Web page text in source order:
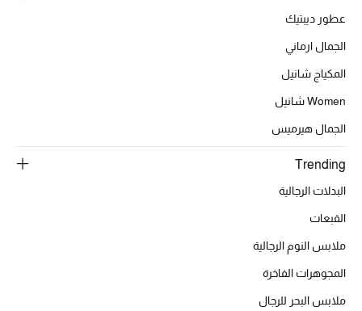
أحذية النسائية
أحذية للأطفال
أحذية مختارة
عطور ديبتيك
الجمال ارماني
المكياج شانيل
Women شانيل
الجمال هيرميس
Trending
البدلات الرجالية
القبعات
ملابس النوم الرجالية
المجوهرات الفاخرة
ملابس البحر للرجال